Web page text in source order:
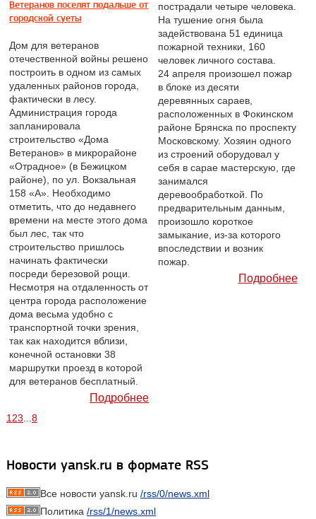
Ветеранов поселят подальше от
городской суеты
Дом для ветеранов
отечественной войны решено
построить в одном из самых
удаленных районов города,
фактически в лесу.
Администрация города
запланировала
строительство «Дома
Ветеранов» в микрорайоне
«Отрадное» (в Бежицком
районе), по ул. Вокзальная
158 «А». Необходимо
отметить, что до недавнего
времени на месте этого дома
был лес, так что
строительство пришлось
начинать фактически
посреди березовой рощи.
Несмотря на отдаленность от
центра города расположение
дома весьма удобно с
транспортной точки зрения,
так как находится вблизи,
конечной остановки 38
маршрутки проезд в которой
для ветеранов бесплатный.
Подробнее
пострадали четыре человека.
На тушение огня была
задействована 51 единица
пожарной техники, 160
человек личного состава.
24 апреля произошел пожар
в блоке из десяти
деревянных сараев,
расположенных в Фокинском
районе Брянска по проспекту
Московскому. Хозяин одного
из строений оборудовал у
себя в сарае мастерскую, где
занимался
деревообработкой. По
предварительным данным,
произошло короткое
замыкание, из-за которого
впоследствии и возник
пожар.
Подробнее
1 23 8
Новости yansk.ru в формате RSS
Все новости yansk.ru /rss/0/news.xml
Политика /rss/1/news.xml